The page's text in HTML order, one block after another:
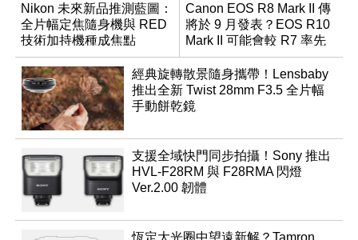
Nikon 未來新品推測藍圖：
全片幅定焦隨身機與 RED
技術加持機種成焦點
Canon EOS R8 Mark II 傳
將於 9 月發表？EOS R10
Mark II 可能會較 R7 率先
推出
經典旋轉散景隨身攜帶！Lensbaby
推出全新 Twist 28mm F3.5 全片幅
手動餅乾鏡
支援全域快門同步拍攝！Sony 推出
HVL-F28RM 與 F28RMA 閃燈
Ver.2.00 韌體
恆定大光圈中望遠新解？Tamron